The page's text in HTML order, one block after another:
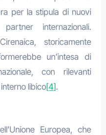
per la stipula di nuovi
internazionali.
storicamente
un’intesa di
con rilevanti
libico[4].
Europea, che